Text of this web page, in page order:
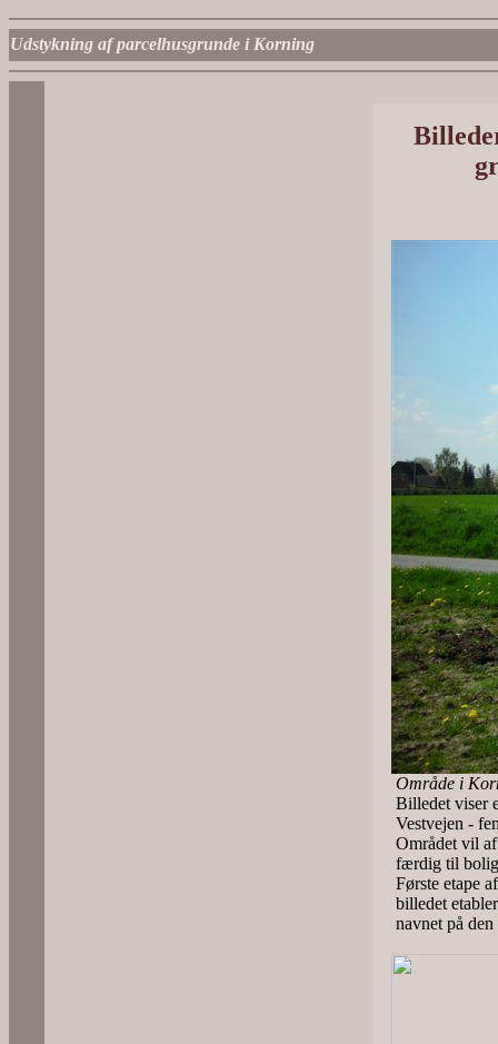
Udstykning af parcelhusgrunde i Korning
Område i
Billedet viser
Vestvejen -
Området vil af
færdig til
Første etape
billedet
navnet på